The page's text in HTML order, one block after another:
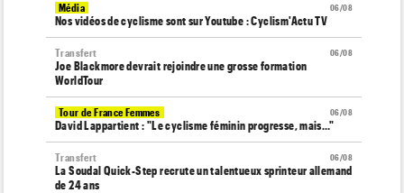
06/08
Média
Nos vidéos de cyclisme sont sur Youtube : Cyclism'Actu TV
06/08
Transfert
Joe Blackmore devrait rejoindre une grosse formation
WorldTour
06/08
Tour de France Femmes
David Lappartient : "Le cyclisme féminin progresse, mais…"
06/08
Transfert
La Soudal Quick-Step recrute un talentueux sprinteur allemand
de 24 ans